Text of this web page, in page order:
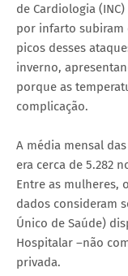
de Cardiologia
por infarto subiram
picos desses
inverno,
porque as
complicação.
A média mensal
era cerca de 5.282
Entre as mulheres,
dados consideram
Único de Saúde)
Hospitalar –não
privada.